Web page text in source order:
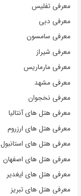
معرفی تفلیس
معرفی دبی
معرفی سامسون
معرفی شیراز
معرفی مارماریس
معرفی مشهد
معرفی نخجوان
معرفی هتل های آنتالیا
معرفی هتل های ارزروم
معرفی هتل های استانبول
معرفی هتل های اصفهان
معرفی هتل های ایغدیر
معرفی هتل های تبریز